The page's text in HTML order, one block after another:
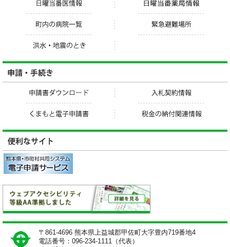
〒861-4696 熊本県上益城郡甲佐町大字豊内719番地4
電話番号：096-234-1111（代表）